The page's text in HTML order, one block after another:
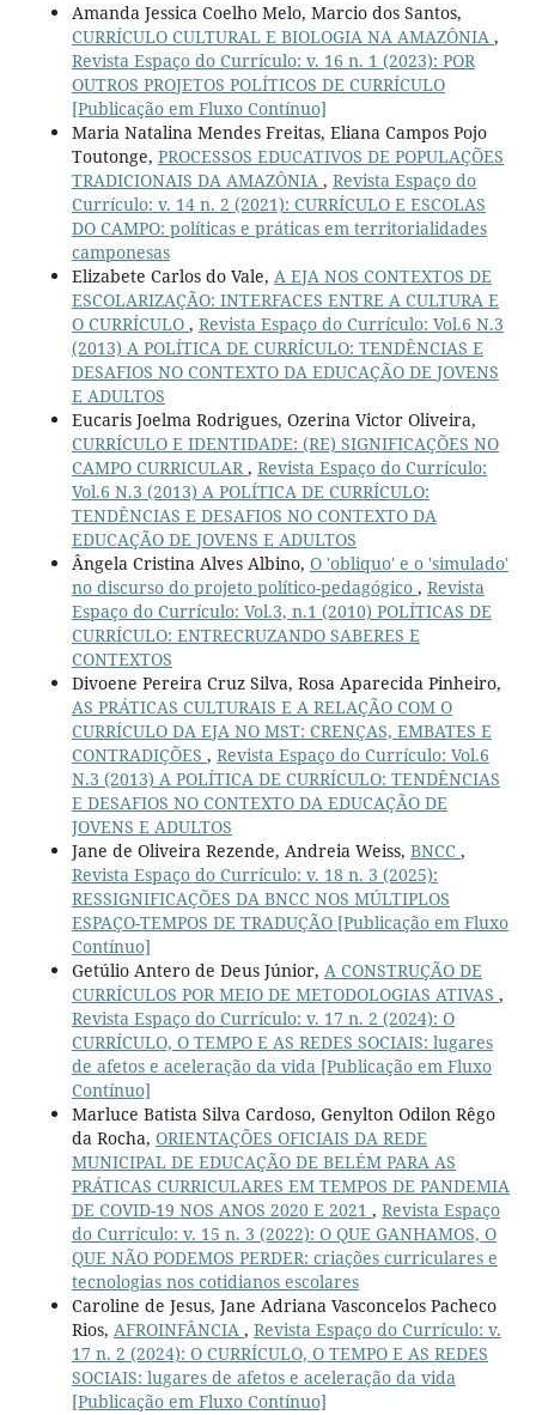
Amanda Jessica Coelho Melo, Marcio dos Santos,
CURRÍCULO CULTURAL E BIOLOGIA NA AMAZÔNIA ,
Revista Espaço do Currículo: v. 16 n. 1 (2023): POR
OUTROS PROJETOS POLÍTICOS DE CURRÍCULO
[Publicação em Fluxo Contínuo]
Maria Natalina Mendes Freitas, Eliana Campos Pojo
Toutonge, PROCESSOS EDUCATIVOS DE POPULAÇÕES
TRADICIONAIS DA AMAZÔNIA , Revista Espaço do
Currículo: v. 14 n. 2 (2021): CURRÍCULO E ESCOLAS
DO CAMPO: políticas e práticas em territorialidades
camponesas
Elizabete Carlos do Vale, A EJA NOS CONTEXTOS DE
ESCOLARIZAÇÃO: INTERFACES ENTRE A CULTURA E
O CURRÍCULO , Revista Espaço do Currículo: Vol.6 N.3
(2013) A POLÍTICA DE CURRÍCULO: TENDÊNCIAS E
DESAFIOS NO CONTEXTO DA EDUCAÇÃO DE JOVENS
E ADULTOS
Eucaris Joelma Rodrigues, Ozerina Victor Oliveira,
CURRÍCULO E IDENTIDADE: (RE) SIGNIFICAÇÕES NO
CAMPO CURRICULAR, Revista Espaço do Currículo:
Vol.6 N.3 (2013) A POLÍTICA DE CURRÍCULO:
TENDÊNCIAS E DESAFIOS NO CONTEXTO DA
EDUCAÇÃO DE JOVENS E ADULTOS
Ângela Cristina Alves Albino, O 'obliquo' e o 'simulado'
no discurso do projeto político-pedagógico , Revista
Espaço do Currículo: Vol.3, n.1 (2010) POLÍTICAS DE
CURRÍCULO: ENTRECRUZANDO SABERES E
CONTEXTOS
Divoene Pereira Cruz Silva, Rosa Aparecida Pinheiro,
AS PRÁTICAS CULTURAIS E A RELAÇÃO COM O
CURRÍCULO DA EJA NO MST: CRENÇAS, EMBATES E
CONTRADIÇÕES , Revista Espaço do Currículo: Vol.6
N.3 (2013) A POLÍTICA DE CURRÍCULO: TENDÊNCIAS
E DESAFIOS NO CONTEXTO DA EDUCAÇÃO DE
JOVENS E ADULTOS
Jane de Oliveira Rezende, Andreia Weiss, BNCC ,
Revista Espaço do Currículo: v. 18 n. 3 (2025):
RESSIGNIFICAÇÕES DA BNCC NOS MÚLTIPLOS
ESPAÇO-TEMPOS DE TRADUÇÃO [Publicação em Fluxo
Contínuo]
Getúlio Antero de Deus Júnior, A CONSTRUÇÃO DE
CURRÍCULOS POR MEIO DE METODOLOGIAS ATIVAS ,
Revista Espaço do Currículo: v. 17 n. 2 (2024): O
CURRÍCULO, O TEMPO E AS REDES SOCIAIS: lugares
de afetos e aceleração da vida [Publicação em Fluxo
Contínuo]
Marluce Batista Silva Cardoso, Genylton Odilon Rêgo
da Rocha, ORIENTAÇÕES OFICIAIS DA REDE
MUNICIPAL DE EDUCAÇÃO DE BELÉM PARA AS
PRÁTICAS CURRICULARES EM TEMPOS DE PANDEMIA
DE COVID-19 NOS ANOS 2020 E 2021 , Revista Espaço
do Currículo: v. 15 n. 3 (2022): O QUE GANHAMOS, O
QUE NÃO PODEMOS PERDER: criações curriculares e
tecnologias nos cotidianos escolares
Caroline de Jesus, Jane Adriana Vasconcelos Pacheco
Rios, AFROINFÂNCIA , Revista Espaço do Currículo: v.
17 n. 2 (2024): O CURRÍCULO, O TEMPO E AS REDES
SOCIAIS: lugares de afetos e aceleração da vida
[Publicação em Fluxo Contínuo]